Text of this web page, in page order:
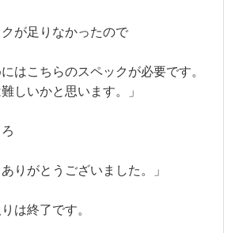
が足りなかったので
はこちらのスペックが必要です。
しいかと思います。」
りがとうございました。」
は終了です。